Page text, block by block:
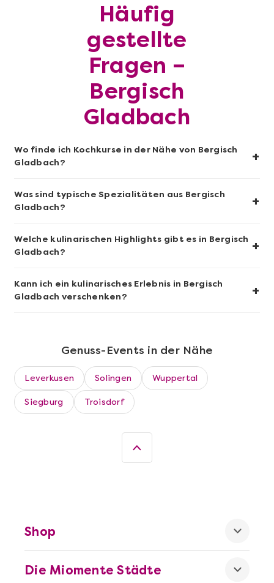
Grundkurs Sushi
Mehr anzeigen
Sushi Basic Kurs Bonn
Häufig
gestellte
Fragen –
Bergisch
Gladbach
Wo finde ich Kochkurse in der Nähe von Bergisch
Gladbach?
+
Was sind typische Spezialitäten aus Bergisch
Gladbach?
+
Welche kulinarischen Highlights gibt es in Bergisch
Gladbach?
+
Kann ich ein kulinarisches Erlebnis in Bergisch
Gladbach verschenken?
+
Genuss-Events in der Nähe
Leverkusen Solingen Wuppertal
Siegburg Troisdorf
Die Miomente Städte
Shop